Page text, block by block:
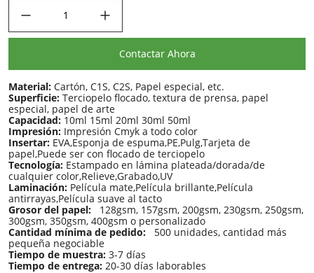
Contactar Ahora
Material: Cartón, C1S, C2S, Papel especial, etc.
Superficie: Terciopelo flocado, textura de prensa, papel
especial, papel de arte
Capacidad: 10ml 15ml 20ml 30ml 50ml
Impresión: Impresión Cmyk a todo color
Insertar: EVA,Esponja de espuma,PE,Pulg,Tarjeta de
papel,Puede ser con flocado de terciopelo
Tecnología: Estampado en lámina plateada/dorada/de
cualquier color,Relieve,Grabado,UV
Laminación: Película mate,Película brillante,Película
antirrayas,Película suave al tacto
Grosor del papel:
128gsm, 157gsm, 200gsm, 230gsm, 250gsm,
300gsm, 350gsm, 400gsm o personalizado
Cantidad mínima de pedido:
500 unidades, cantidad más
pequeña negociable
Tiempo de muestra: 3-7 días
Tiempo de entrega: 20-30 días laborables